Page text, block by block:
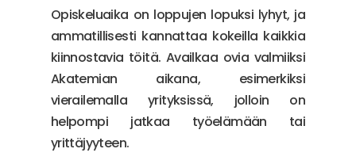
Opiskeluaika on loppujen lopuksi lyhyt, ja
ammatillisesti kannattaa kokeilla kaikkia
kiinnostavia töitä. Availkaa ovia valmiiksi
Akatemian aikana, esimerkiksi
vierailemalla yrityksissä, jolloin on
helpompi jatkaa työelämään tai
yrittäjyyteen.